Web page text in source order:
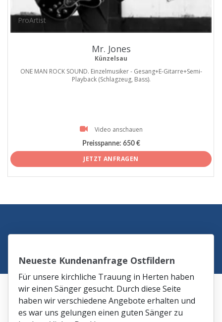
ProArtist
Mr. Jones
Künzelsau
ONE MAN ROCK SOUND. Einzelmusiker - Gesang+E-Gitarre+Semi-
Playback (Schlagzeug, Bass).
Video anschauen
Preisspanne: 650 €
JETZT ANFRAGEN
Neueste Kundenanfrage Ostfildern
Für unsere kirchliche Trauung in Herten haben
wir einen Sänger gesucht. Durch diese Seite
haben wir verschiedene Angebote erhalten und
es war uns gelungen einen guten Sänger zu